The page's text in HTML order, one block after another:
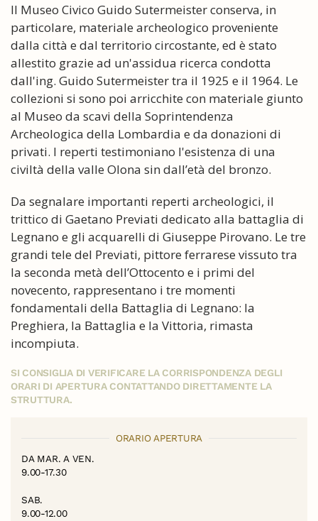
Il Museo Civico Guido Sutermeister conserva, in
particolare, materiale archeologico proveniente
dalla città e dal territorio circostante, ed è stato
allestito grazie ad un'assidua ricerca condotta
dall'ing. Guido Sutermeister tra il 1925 e il 1964. Le
collezioni si sono poi arricchite con materiale giunto
al Museo da scavi della Soprintendenza
Archeologica della Lombardia e da donazioni di
privati. I reperti testimoniano l'esistenza di una
civiltà della valle Olona sin dall’età del bronzo.
Da segnalare importanti reperti archeologici, il
trittico di Gaetano Previati dedicato alla battaglia di
Legnano e gli acquarelli di Giuseppe Pirovano. Le tre
grandi tele del Previati, pittore ferrarese vissuto tra
la seconda metà dell’Ottocento e i primi del
novecento, rappresentano i tre momenti
fondamentali della Battaglia di Legnano: la
Preghiera, la Battaglia e la Vittoria, rimasta
incompiuta.
SI CONSIGLIA DI VERIFICARE LA CORRISPONDENZA DEGLI
ORARI DI APERTURA CONTATTANDO DIRETTAMENTE LA
STRUTTURA.
ORARIO APERTURA
DA MAR. A VEN.
9.00-17.30
SAB.
9.00-12.00